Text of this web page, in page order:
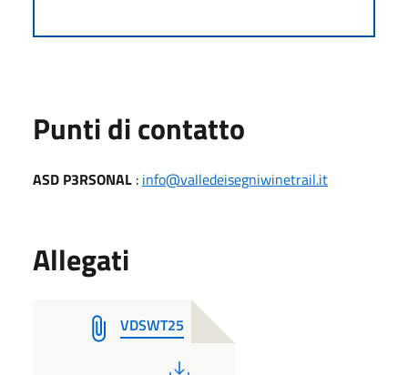
Punti di contatto
ASD P3RSONAL : info@valledeisegniwinetrail.it
Allegati
VDSWT25